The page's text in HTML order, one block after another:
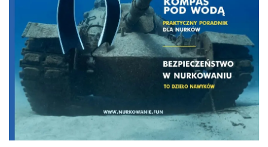
Gigantyczny czarny koralowiec odkryty w
głębokich wodach Fiordlandu
Odkrycia dokonano podczas badań
prowadzonych w fiordach południowo-
zachodniej części Nowej Zelandii. Kolonia ma